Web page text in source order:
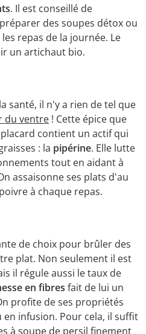
. Il est conseillé de
des soupes détox ou
repas de la journée. Le
un artichaut bio.
santé, il n'y a rien de tel que
du ventre ! Cette épice que
contient un actif qui
: la pipérine. Elle lutte
tout en aidant à
assaisonne ses plats d'au
à chaque repas.
de choix pour brûler des
plat. Non seulement il est
il régule aussi le taux de
en fibres fait de lui un
profite de ses propriétés
en infusion. Pour cela, il suffit
à soupe de persil finement